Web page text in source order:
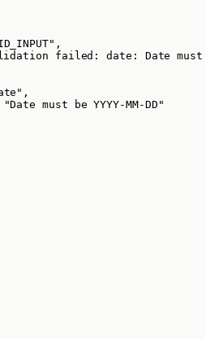
" ,
failed: date: Date must be
" ,
"Date must be YYYY-MM-DD "